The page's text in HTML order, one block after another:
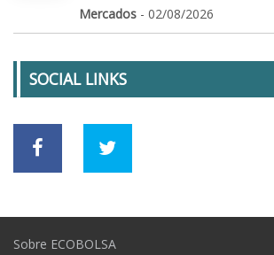
Mercados - 02/08/2026
SOCIAL LINKS
Sobre ECOBOLSA